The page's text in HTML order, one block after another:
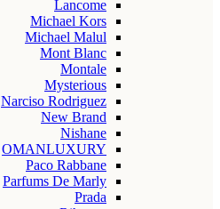
Lancome
Michael Kors
Michael Malul
Mont Blanc
Montale
Mysterious
Narciso Rodriguez
New Brand
Nishane
OMANLUXURY
Paco Rabbane
Parfums De Marly
Prada